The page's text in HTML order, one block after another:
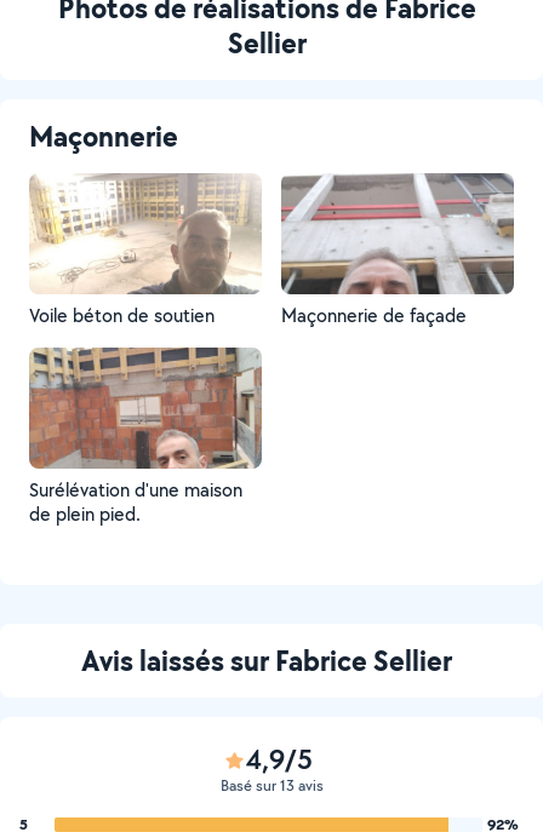
Sellier
Maçonnerie
Voile béton de soutien Maçonnerie de façade
Surélévation d'une maison
de plein pied.
Avis laissés sur Fabrice Sellier
4,9/5
Basé sur 13 avis
5
92%